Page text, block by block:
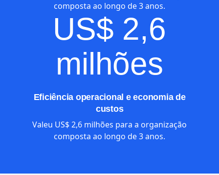
composta ao longo de 3 anos.
US$ 2,6
milhões
Eficiência operacional e economia de
custos
Valeu US$ 2,6 milhões para a organização
composta ao longo de 3 anos.